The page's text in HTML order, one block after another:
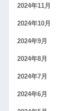
2024年11月
2024年10月
2024年9月
2024年8月
2024年7月
2024年6月